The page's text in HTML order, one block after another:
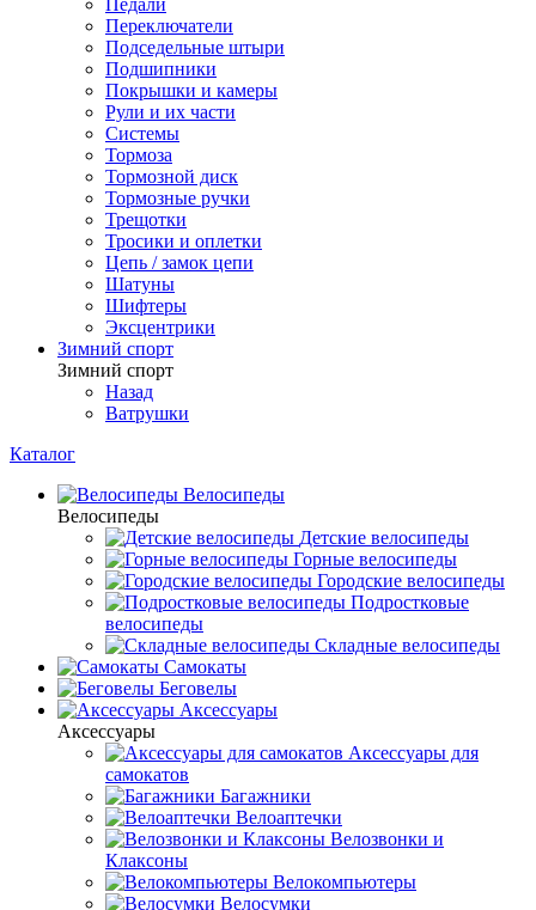
Педали
Переключатели
Подседельные штыри
Подшипники
Покрышки и камеры
Рули и их части
Системы
Тормоза
Тормозной диск
Тормозные ручки
Трещотки
Тросики и оплетки
Цепь / замок цепи
Шатуны
Шифтеры
Эксцентрики
Зимний спорт
Зимний спорт
Назад
Ватрушки
Каталог
Велосипеды
Велосипеды
Детские велосипеды
Горные велосипеды
Городские велосипеды
Подростковые
велосипеды
Складные велосипеды
Самокаты
Беговелы
Аксессуары
Аксессуары
Аксессуары для
самокатов
Багажники
Велоаптечки
Велозвонки и
Клаксоны
Велокомпьютеры
Велосумки